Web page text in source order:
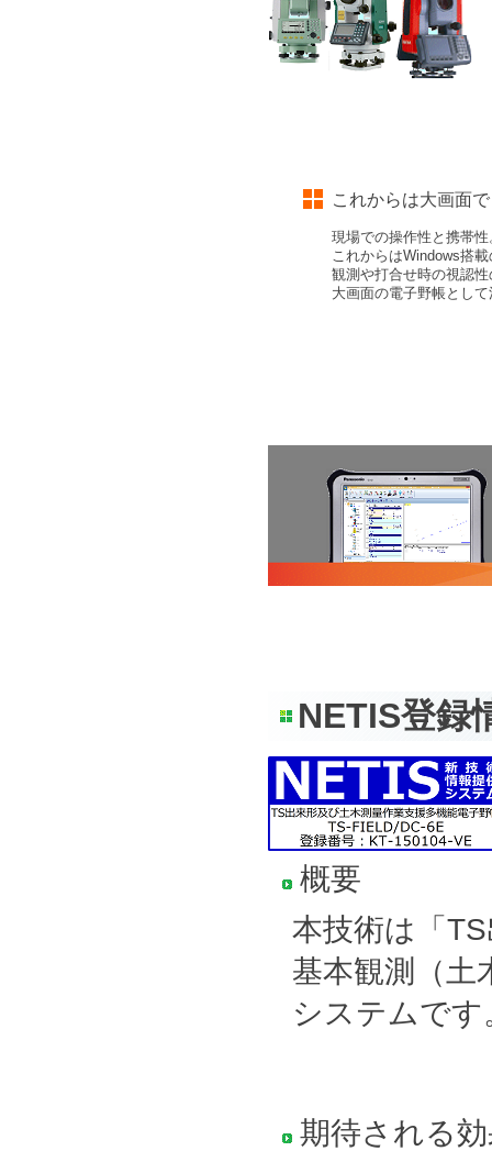
これからは大画面で
現場での操作性と携帯性
これからはWindows搭
観測や打合せ時の視認
大画面の電子野帳とし
NETIS登録
概要
本技術は「
基本観測（土
システムです
期待される